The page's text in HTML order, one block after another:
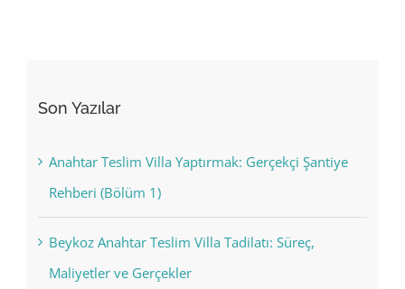
Son Yazılar
Anahtar Teslim Villa Yaptırmak: Gerçekçi Şantiye
Rehberi (Bölüm 1)
Beykoz Anahtar Teslim Villa Tadilatı: Süreç,
Maliyetler ve Gerçekler